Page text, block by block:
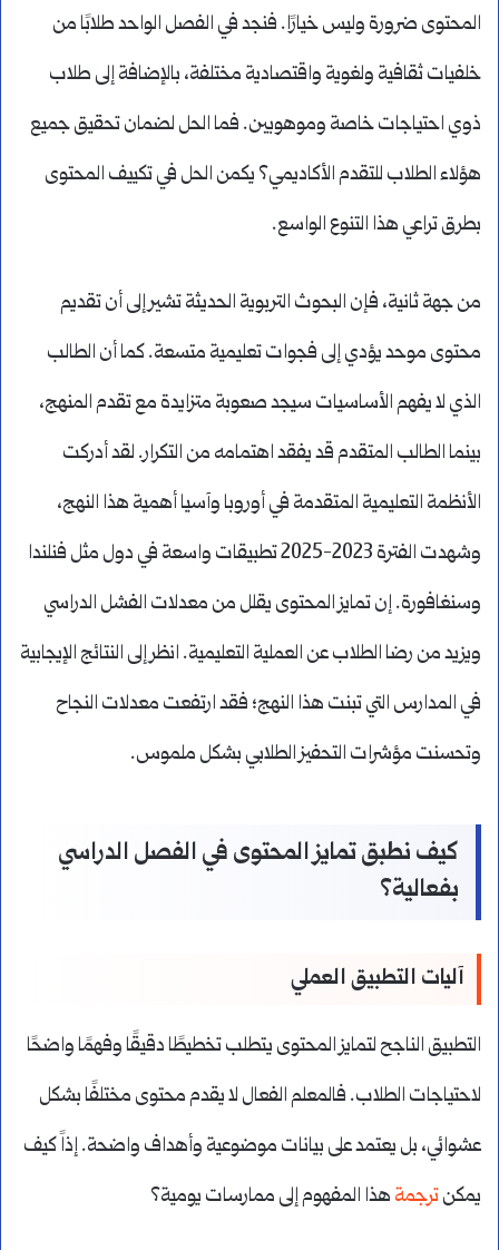
المحتوى ضرورة وليس خيارًا. فنجد في الفصل الواحد طلابًا من
خلفيات ثقافية ولغوية واقتصادية مختلفة، بالإضافة إلى طلاب
ذوي احتياجات خاصة وموهوبين. فما الحل لضمان تحقيق جميع
هؤلاء الطلاب للتقدم الأكاديمي؟ يكمن الحل في تكييف المحتوى
بطرق تراعي هذا التنوع الواسع.
من جهة ثانية، فإن البحوث التربوية الحديثة تشير إلى أن تقديم
محتوى موحد يؤدي إلى فجوات تعليمية متسعة. كما أن الطالب
الذي لا يفهم الأساسيات سيجد صعوبة متزايدة مع تقدم المنهج،
بينما الطالب المتقدم قد يفقد اهتمامه من التكرار. لقد أدركت
الأنظمة التعليمية المتقدمة في أوروبا وآسيا أهمية هذا النهج،
وشهدت الفترة 2023-2025 تطبيقات واسعة في دول مثل فنلندا
وسنغافورة. إن تمايز المحتوى يقلل من معدلات الفشل الدراسي
ويزيد من رضا الطلاب عن العملية التعليمية. انظر إلى النتائج الإيجابية
في المدارس التي تبنت هذا النهج؛ فقد ارتفعت معدلات النجاح
وتحسنت مؤشرات التحفيز الطلابي بشكل ملموس.
كيف نطبق تمايز المحتوى في الفصل الدراسي
بفعالية؟
آليات التطبيق العملي
التطبيق الناجح لتمايز المحتوى يتطلب تخطيطًا دقيقًا وفهمًا واضحًا
لاحتياجات الطلاب. فالمعلم الفعال لا يقدم محتوى مختلفًا بشكل
عشوائي، بل يعتمد على بيانات موضوعية وأهداف واضحة. إذاً كيف
يمكنترجمة هذا المفهوم إلى ممارسات يومية؟